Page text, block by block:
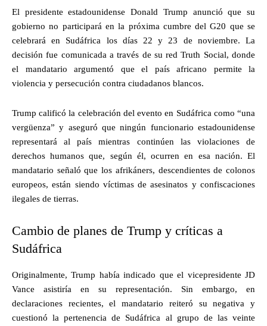
El presidente estadounidense Donald Trump anunció que su
gobierno no participará en la próxima cumbre del G20 que se
celebrará en Sudáfrica los días 22 y 23 de noviembre. La
decisión fue comunicada a través de su red Truth Social, donde
el mandatario argumentó que el país africano permite la
violencia y persecución contra ciudadanos blancos.
Trump calificó la celebración del evento en Sudáfrica como “una
vergüenza” y aseguró que ningún funcionario estadounidense
representará al país mientras continúen las violaciones de
derechos humanos que, según él, ocurren en esa nación. El
mandatario señaló que los afrikáners, descendientes de colonos
europeos, están siendo víctimas de asesinatos y confiscaciones
ilegales de tierras.
Cambio de planes de Trump y críticas a
Sudáfrica
Originalmente, Trump había indicado que el vicepresidente JD
Vance asistiría en su representación. Sin embargo, en
declaraciones recientes, el mandatario reiteró su negativa y
cuestionó la pertenencia de Sudáfrica al grupo de las veinte